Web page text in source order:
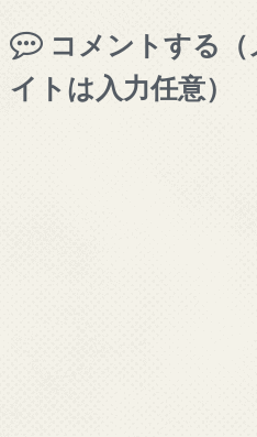
コメントする
イトは入力任意）